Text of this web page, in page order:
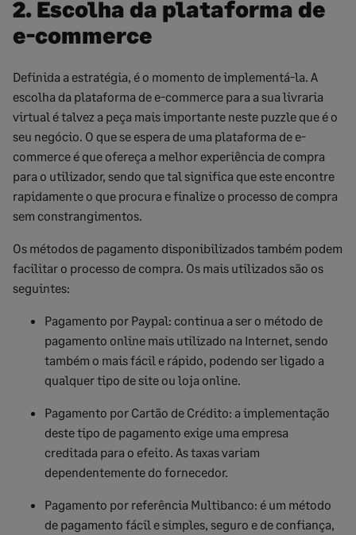
2. Escolha da plataforma de
e-commerce
Definida a estratégia, é o momento de implementá-la. A
escolha da plataforma de e-commerce para a sua livraria
virtual é talvez a peça mais importante neste puzzle que é o
seu negócio. O que se espera de uma plataforma de e-
commerce é que ofereça a melhor experiência de compra
para o utilizador, sendo que tal significa que este encontre
rapidamente o que procura e finalize o processo de compra
sem constrangimentos.
Os métodos de pagamento disponibilizados também podem
facilitar o processo de compra. Os mais utilizados são os
seguintes:
Pagamento por Paypal: continua a ser o método de
pagamento online mais utilizado na Internet, sendo
também o mais fácil e rápido, podendo ser ligado a
qualquer tipo de site ou loja online.
Pagamento por Cartão de Crédito: a implementação
deste tipo de pagamento exige uma empresa
creditada para o efeito. As taxas variam
dependentemente do fornecedor.
Pagamento por referência Multibanco: é um método
de pagamento fácil e simples, seguro e de confiança,